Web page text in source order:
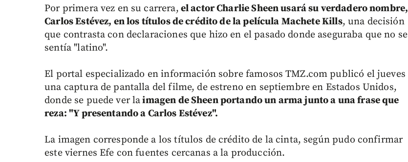
Por primera vez en su carrera, el actor Charlie Sheen usará su verdadero nombre,
Carlos Estévez, en los títulos de crédito de la película Machete Kills, una decisión
que contrasta con declaraciones que hizo en el pasado donde aseguraba que no se
sentía "latino".
El portal especializado en información sobre famosos TMZ.com publicó el jueves
una captura de pantalla del filme, de estreno en septiembre en Estados Unidos,
donde se puede ver laimagen de Sheen portando un arma junto a una frase que
reza: "Y presentando a Carlos Estévez".
La imagen corresponde a los títulos de crédito de la cinta, según pudo confirmar
este viernes Efe con fuentes cercanas a la producción.